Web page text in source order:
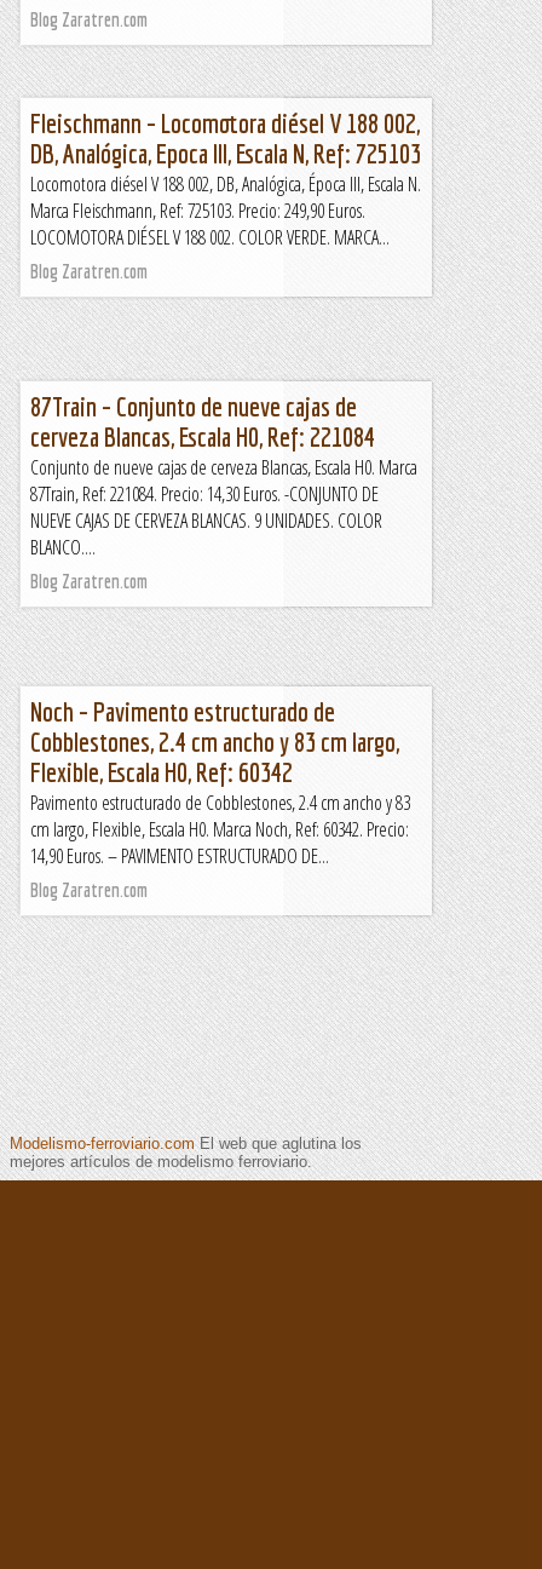
Blog Zaratren.com
Fleischmann – Locomotora diésel V 188 002,
DB, Analógica, Epoca III, Escala N, Ref: 725103
Locomotora diésel V 188 002, DB, Analógica, Época III, Escala N.
Marca Fleischmann, Ref: 725103. Precio: 249,90 Euros.
LOCOMOTORA DIÉSEL V 188 002. COLOR VERDE. MARCA...
Blog Zaratren.com
87Train – Conjunto de nueve cajas de
cerveza Blancas, Escala H0, Ref: 221084
Conjunto de nueve cajas de cerveza Blancas, Escala H0. Marca
87Train, Ref: 221084. Precio: 14,30 Euros. -CONJUNTO DE
NUEVE CAJAS DE CERVEZA BLANCAS. 9 UNIDADES. COLOR
BLANCO....
Blog Zaratren.com
Noch – Pavimento estructurado de
Cobblestones, 2.4 cm ancho y 83 cm largo,
Flexible, Escala H0, Ref: 60342
Pavimento estructurado de Cobblestones, 2.4 cm ancho y 83
cm largo, Flexible, Escala H0. Marca Noch, Ref: 60342. Precio:
14,90 Euros. – PAVIMENTO ESTRUCTURADO DE...
Blog Zaratren.com